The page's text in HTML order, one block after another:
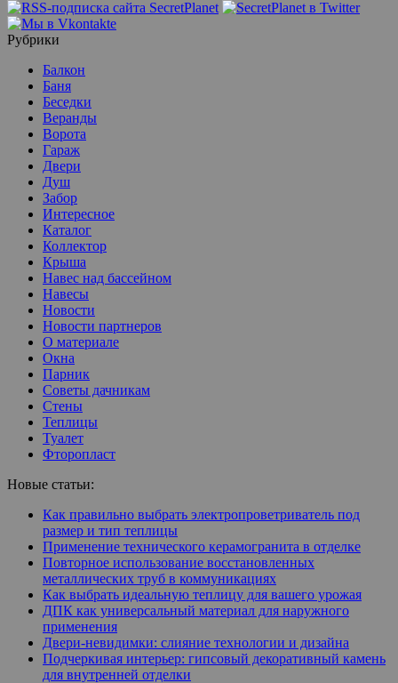
Рубрики
Балкон
Баня
Беседки
Веранды
Ворота
Гараж
Двери
Душ
Забор
Интересное
Каталог
Коллектор
Крыша
Навес над бассейном
Навесы
Новости
Новости партнеров
О материале
Окна
Парник
Советы дачникам
Стены
Теплицы
Туалет
Фторопласт
Новые статьи:
Как правильно выбрать электропроветриватель под
размер и тип теплицы
Применение технического керамогранита в отделке
Повторное использование восстановленных
металлических труб в коммуникациях
Как выбрать идеальную теплицу для вашего урожая
ДПК как универсальный материал для наружного
применения
Двери-невидимки: слияние технологии и дизайна
Подчеркивая интерьер: гипсовый декоративный камень
для внутренней отделки